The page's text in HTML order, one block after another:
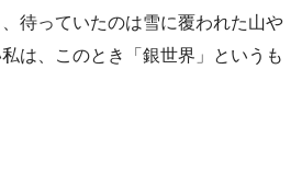
待っていたのは雪に覆われた山や
は、このとき「銀世界」というも